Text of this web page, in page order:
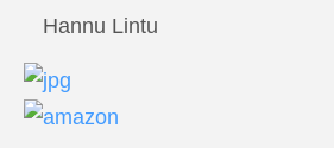
Hannu Lintu